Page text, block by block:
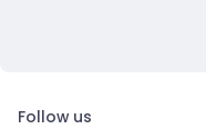
Follow us